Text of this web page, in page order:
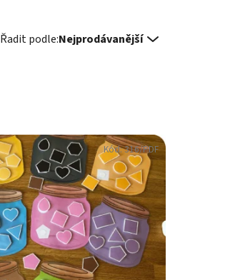
Řadit podle:Nejprodávanější
Kód:316/PDF